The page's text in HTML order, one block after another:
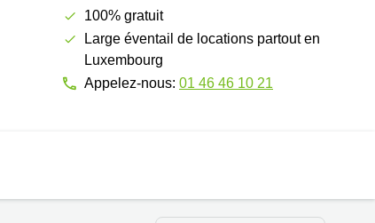
100% gratuit
Large éventail de locations partout en
Luxembourg
Appelez-nous: 01 46 46 10 21